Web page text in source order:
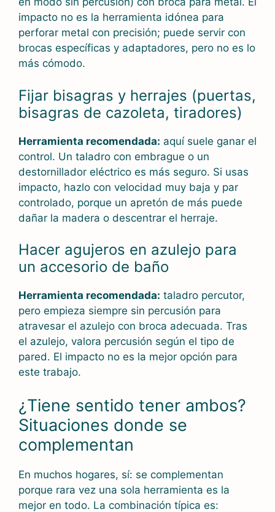
impacto no es la herramienta idónea para
perforar metal con precisión; puede servir con
brocas específicas y adaptadores, pero no es lo
más cómodo.
Fijar bisagras y herrajes (puertas,
bisagras de cazoleta, tiradores)
Herramienta recomendada: aquí suele ganar el
control. Un taladro con embrague o un
destornillador eléctrico es más seguro. Si usas
impacto, hazlo con velocidad muy baja y par
controlado, porque un apretón de más puede
dañar la madera o descentrar el herraje.
Hacer agujeros en azulejo para
un accesorio de baño
Herramienta recomendada: taladro percutor,
pero empieza siempre sin percusión para
atravesar el azulejo con broca adecuada. Tras
el azulejo, valora percusión según el tipo de
pared. El impacto no es la mejor opción para
este trabajo.
¿Tiene sentido tener ambos?
Situaciones donde se
complementan
En muchos hogares, sí: se complementan
porque rara vez una sola herramienta es la
mejor en todo. La combinación típica es: